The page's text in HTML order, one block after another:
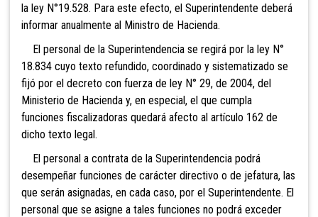
la ley N°19.528. Para este efecto, el Superintendente deberá
informar anualmente al Ministro de Hacienda.
El personal de la Superintendencia se regirá por la ley N°
18.834 cuyo texto refundido, coordinado y sistematizado se
fijó por el decreto con fuerza de ley N° 29, de 2004, del
Ministerio de Hacienda y, en especial, el que cumpla
funciones fiscalizadoras quedará afecto al artículo 162 de
dicho texto legal.
El personal a contrata de la Superintendencia podrá
desempeñar funciones de carácter directivo o de jefatura, las
que serán asignadas, en cada caso, por el Superintendente. El
personal que se asigne a tales funciones no podrá exceder